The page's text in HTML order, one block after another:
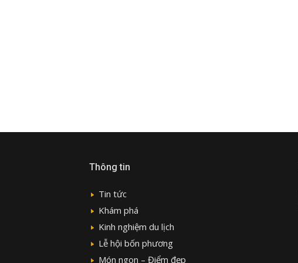
Thông tin
Tin tức
Khám phá
Kinh nghiệm du lịch
Lễ hội bốn phương
Món ngon – Điểm đẹp